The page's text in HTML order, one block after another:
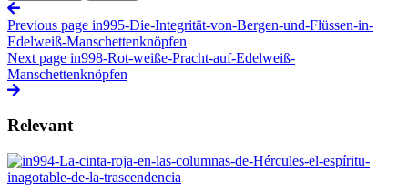
Previous page in995-Die-Integrität-von-Bergen-und-Flüssen-in-
Edelweiß-Manschettenknöpfen
Next page in998-Rot-weiße-Pracht-auf-Edelweiß-
Manschettenknöpfen
Relevant